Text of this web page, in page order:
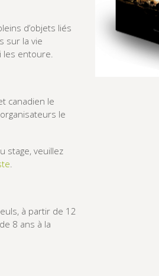
d’objets liés
sur la vie
entoure.
canadien le
le
stage, veuillez
à partir de 12
8 ans à la